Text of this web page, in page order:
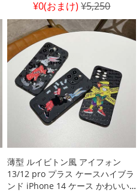
ムビトン アイホン 14 ブランドロ
ゴ携帯 ケース アイホン 11個性 携
帯 ケースルイヴィトンlv 覗き見防
止 アイフォン 1 5 ブランドスマホ
ケース
¥0(おまけ)¥5,250
薄型 ルイビトン風 アイフォン
13/12 pro プラス ケースハイブラ
ンド iPhone 14 ケース かわいい